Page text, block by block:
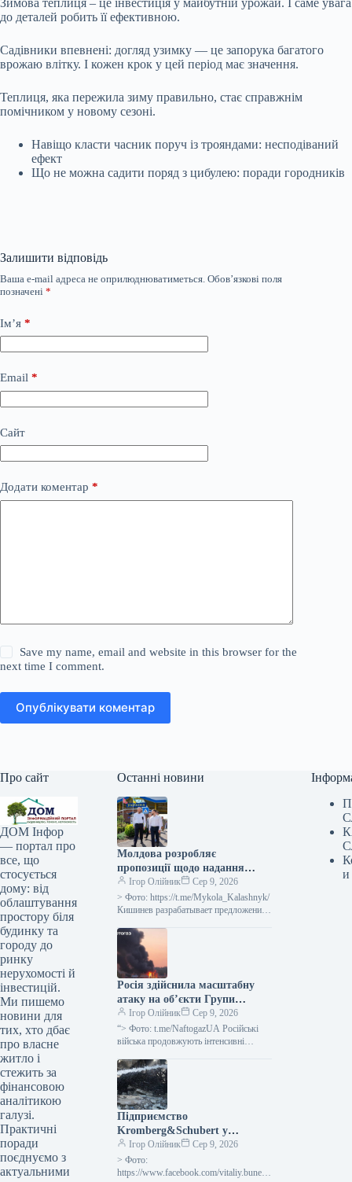
до деталей робить її ефективною.
Садівники впевнені: догляд узимку — це запорука багатого
врожаю влітку. І кожен крок у цей період має значення.
Теплиця, яка пережила зиму правильно, стає справжнім
помічником у новому сезоні.
Навіщо класти часник поруч із трояндами: несподіваний
ефект
Що не можна садити поряд з цибулею: поради городників
Залишити відповідь
Ваша e-mail адреса не оприлюднюватиметься. Обов’язкові поля
позначені *
Ім’я *
Email *
Сайт
Додати коментар *
Save my name, email and website in this browser for the
next time I comment.
Опублікувати коментар
Про сайт
ДОМ Інфор
— портал про
все, що
стосується
дому: від
облаштування
простору біля
будинку та
городу до
ринку
нерухомості й
інвестицій.
Ми пишемо
новини для
тих, хто дбає
про власне
житло і
стежить за
фінансовою
аналітикою
галузі.
Практичні
поради
поєднуємо з
актуальними
Останні новини
Молдова розробляє
пропозиції щодо надання
Україні 20 локомотивів –
Калашник
Ігор Олійник
Сер 9, 2026
> Фото: https://t.me/Mykola_Kalashnyk/
Кишинев разрабатывает предложения
Украине 20 локомотивов, а также
стороны работают над открытием
Росія здійснила масштабну
атаку на об’єкти Групи
“Нафтогаз” на території
України.
Ігор Олійник
Сер 9, 2026
“> Фото: t.me/NaftogazUA Російські
війська продовжують інтенсивні
що належать до Групи “Нафтогаз”: за
неповні три доби…
Підприємство
Kromberg&Schubert у
Житомирській області
зупинило діяльність після
атаки РФ
Ігор Олійник
Сер 9, 2026
> Фото:
https://www.facebook.com/vitaliy.bunech
и